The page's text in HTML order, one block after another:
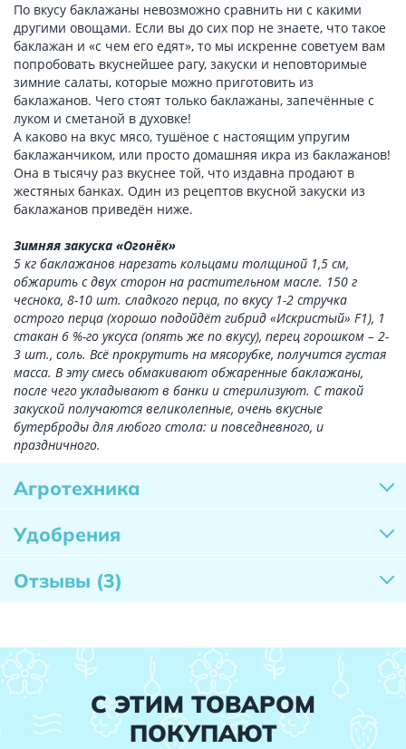
По вкусу баклажаны невозможно сравнить ни с какими
другими овощами. Если вы до сих пор не знаете, что такое
баклажан и «с чем его едят», то мы искренне советуем вам
попробовать вкуснейшее рагу, закуски и неповторимые
зимние салаты, которые можно приготовить из
баклажанов. Чего стоят только баклажаны, запечённые с
луком и сметаной в духовке!
А каково на вкус мясо, тушёное с настоящим упругим
баклажанчиком, или просто домашняя икра из баклажанов!
Она в тысячу раз вкуснее той, что издавна продают в
жестяных банках. Один из рецептов вкусной закуски из
баклажанов приведён ниже.
Зимняя закуска «Огонёк»
5 кг баклажанов нарезать кольцами толщиной 1,5 см,
обжарить с двух сторон на растительном масле. 150 г
чеснока, 8-10 шт. сладкого перца, по вкусу 1-2 стручка
острого перца (хорошо подойдёт гибрид «Искристый» F1), 1
стакан 6 %-го уксуса (опять же по вкусу), перец горошком – 2-
3 шт., соль. Всё прокрутить на мясорубке, получится густая
масса. В эту смесь обмакивают обжаренные баклажаны,
после чего укладывают в банки и стерилизуют. С такой
закуской получаются великолепные, очень вкусные
бутерброды для любого стола: и повседневного, и
праздничного.
Агротехника
Удобрения
Отзывы (3)
С ЭТИМ ТОВАРОМ
ПОКУПАЮТ